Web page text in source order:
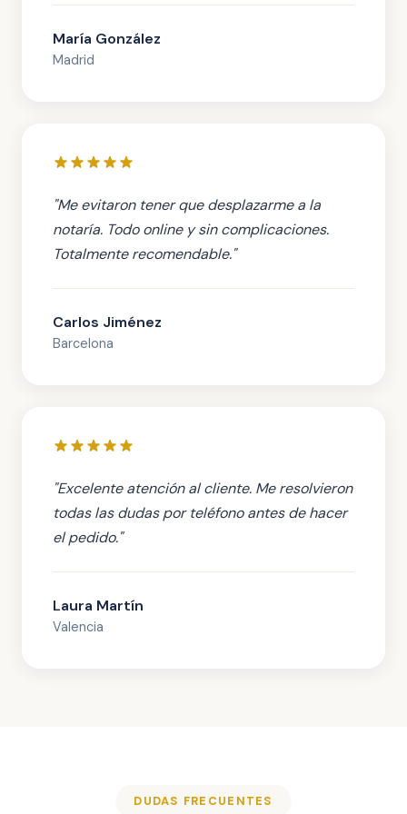
María González
Madrid
"Me evitaron tener que desplazarme a la
notaría. Todo online y sin complicaciones.
Totalmente recomendable."
Carlos Jiménez
Barcelona
"Excelente atención al cliente. Me resolvieron
todas las dudas por teléfono antes de hacer
el pedido."
Laura Martín
Valencia
DUDAS FRECUENTES